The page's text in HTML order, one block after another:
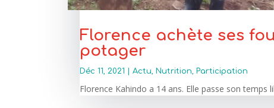
Florence achète ses
potager
Déc 11, 2021 |Actu, Nutrition, Participation
Florence Kahindo a 14 ans. Elle passe son temps